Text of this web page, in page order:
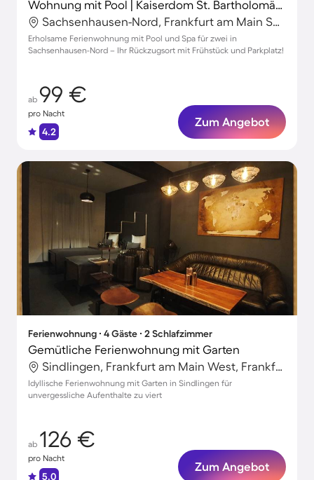
Wohnung mit Pool | Kaiserdom St. Bartholomäus in der Nähe
Sachsenhausen-Nord, Frankfurt am Main Süd, Frankfurt am Main
Erholsame Ferienwohnung mit Pool und Spa für zwei in
Sachsenhausen-Nord – Ihr Rückzugsort mit Frühstück und Parkplatz!
ab 99 €
pro Nacht
4.2
Zum Angebot
Ferienwohnung ∙ 4 Gäste ∙ 2 Schlafzimmer
Gemütliche Ferienwohnung mit Garten
Sindlingen, Frankfurt am Main West, Frankfurt am Main
Idyllische Ferienwohnung mit Garten in Sindlingen für
unvergessliche Aufenthalte zu viert
ab 126 €
pro Nacht
5.0
Zum Angebot